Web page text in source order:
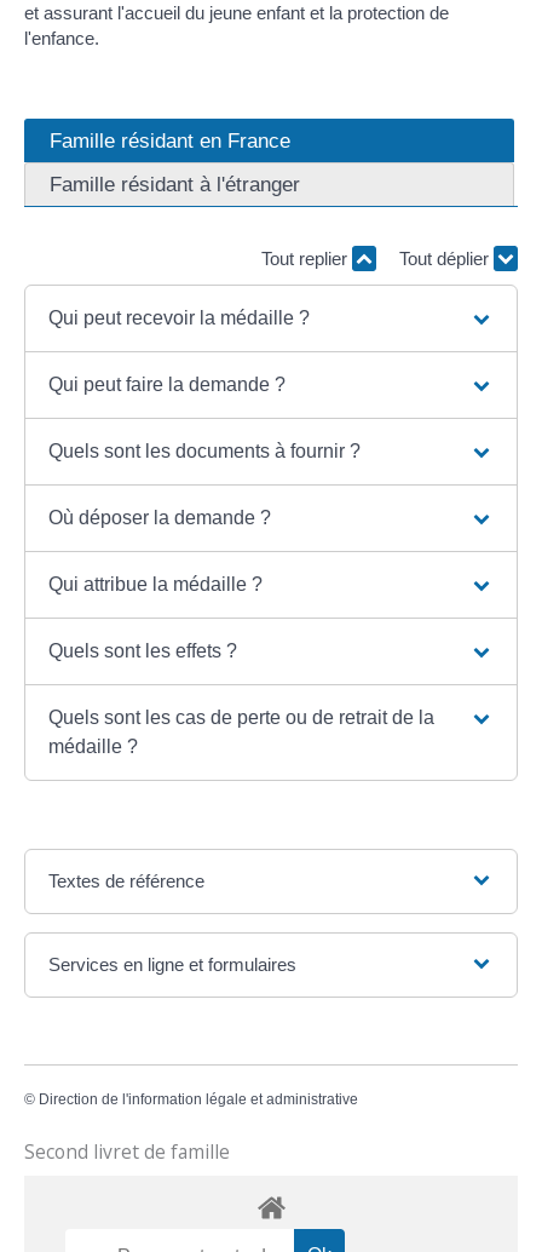
et assurant l'accueil du jeune enfant et la protection de
l'enfance.
Famille résidant en France
Famille résidant à l'étranger
Tout replier Tout déplier
Qui peut recevoir la médaille ?
Qui peut faire la demande ?
Quels sont les documents à fournir ?
Où déposer la demande ?
Qui attribue la médaille ?
Quels sont les effets ?
Quels sont les cas de perte ou de retrait de la
médaille ?
Textes de référence
Services en ligne et formulaires
© Direction de l'information légale et administrative
Second livret de famille